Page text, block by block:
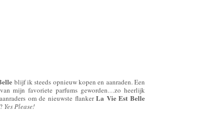
blijf ik steeds opnieuw kopen en aanraden. Een
mijn favoriete parfums geworden…zo heerlijk
om de nieuwste flankerLa Vie Est Belle
? Yes Please!